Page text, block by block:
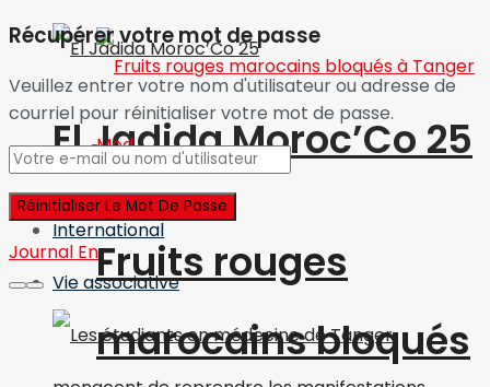
El Jadida Moroc’Co 25
International
Vie associative
Fruits rouges
marocains bloqués
Récupérer votre mot de passe
Veuillez entrer votre nom d'utilisateur ou adresse de
courriel pour réinitialiser votre mot de passe.
Journal En